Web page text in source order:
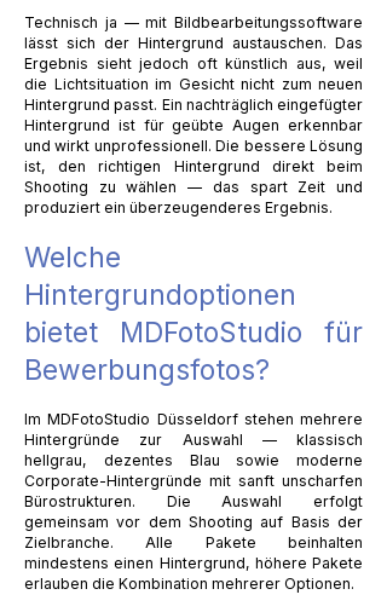
Technisch ja — mit Bildbearbeitungssoftware
lässt sich der Hintergrund austauschen. Das
Ergebnis sieht jedoch oft künstlich aus, weil
die Lichtsituation im Gesicht nicht zum neuen
Hintergrund passt. Ein nachträglich eingefügter
Hintergrund ist für geübte Augen erkennbar
und wirkt unprofessionell. Die bessere Lösung
ist, den richtigen Hintergrund direkt beim
Shooting zu wählen — das spart Zeit und
produziert ein überzeugenderes Ergebnis.
Welche
Hintergrundoptionen
bietet MDFotoStudio für
Bewerbungsfotos?
Im MDFotoStudio Düsseldorf stehen mehrere
Hintergründe zur Auswahl — klassisch
hellgrau, dezentes Blau sowie moderne
Corporate-Hintergründe mit sanft unscharfen
Bürostrukturen. Die Auswahl erfolgt
gemeinsam vor dem Shooting auf Basis der
Zielbranche. Alle Pakete beinhalten
mindestens einen Hintergrund, höhere Pakete
erlauben die Kombination mehrerer Optionen.